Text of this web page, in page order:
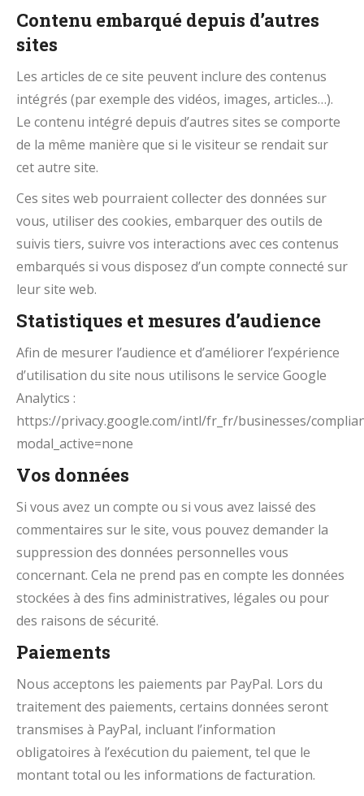
Contenu embarqué depuis d’autres
sites
Les articles de ce site peuvent inclure des contenus
intégrés (par exemple des vidéos, images, articles…).
Le contenu intégré depuis d’autres sites se comporte
de la même manière que si le visiteur se rendait sur
cet autre site.
Ces sites web pourraient collecter des données sur
vous, utiliser des cookies, embarquer des outils de
suivis tiers, suivre vos interactions avec ces contenus
embarqués si vous disposez d’un compte connecté sur
leur site web.
Statistiques et mesures d’audience
Afin de mesurer l’audience et d’améliorer l’expérience
d’utilisation du site nous utilisons le service Google
Analytics :
https://privacy.google.com/intl/fr_fr/businesses/
modal_active=none
Vos données
Si vous avez un compte ou si vous avez laissé des
commentaires sur le site, vous pouvez demander la
suppression des données personnelles vous
concernant. Cela ne prend pas en compte les données
stockées à des fins administratives, légales ou pour
des raisons de sécurité.
Paiements
Nous acceptons les paiements par PayPal. Lors du
traitement des paiements, certains données seront
transmises à PayPal, incluant l’information
obligatoires à l’exécution du paiement, tel que le
montant total ou les informations de facturation.